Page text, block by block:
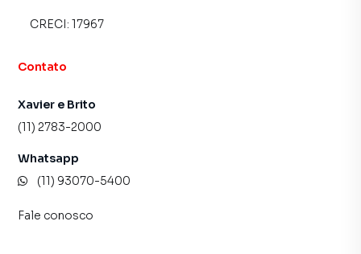
CRECI: 17967
Contato
Xavier e Brito
(11) 2783-2000
Whatsapp
(11) 93070-5400
Fale conosco